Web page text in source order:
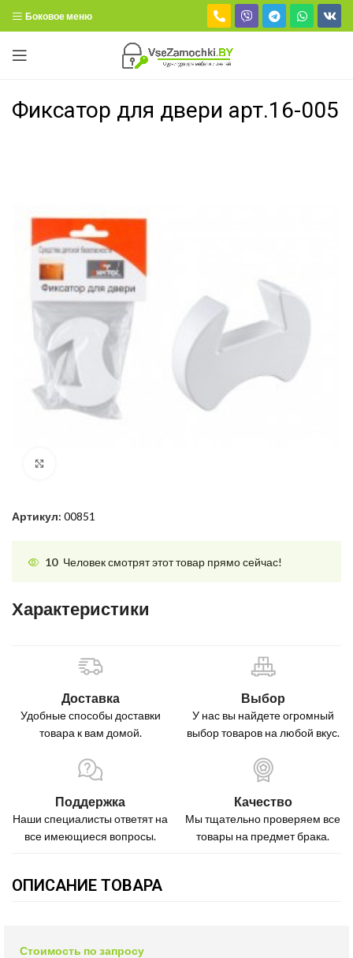
Боковое меню
Фиксатор для двери арт.16-005
Артикул: 00851
10 Человек смотрят этот товар прямо сейчас!
Характеристики
Доставка
Удобные способы доставки
товара к вам домой.
Выбор
У нас вы найдете огромный
выбор товаров на любой вкус.
Поддержка
Наши специалисты ответят на
все имеющиеся вопросы.
Качество
Мы тщательно проверяем все
товары на предмет брака.
ОПИСАНИЕ ТОВАРА
Стоимость по запросу